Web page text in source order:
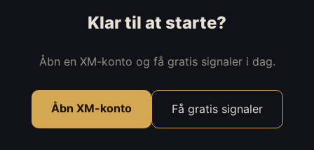
Klar til at starte?
Åbn en XM-konto og få gratis signaler i dag.
Åbn XM-konto Få gratis signaler